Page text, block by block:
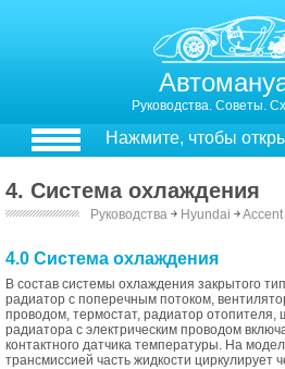
Руководства. Советы.
Нажмите, чтобы
4. Система охлаждения
Руководства ￫ Hyundai ￫
4.0 Система охлаждения
В состав системы охлаждения закрытого
радиатор с поперечным потоком,
проводом, термостат, радиатор отопителя,
радиатора с электрическим проводом
контактного датчика температуры. На
трансмиссией часть жидкости циркулирует